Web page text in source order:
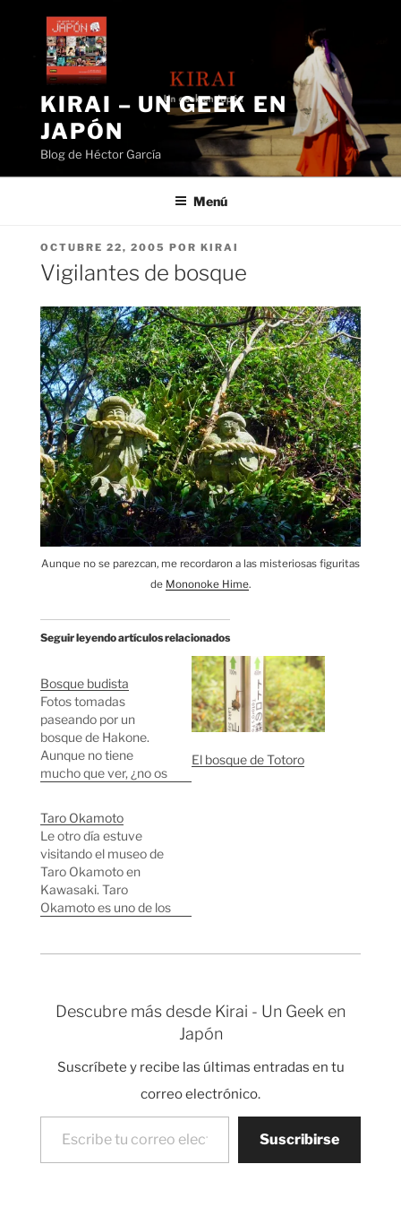
contenido
KIRAI – UN GEEK EN
JAPÓN
Blog de Héctor García
Menú
PUBLICADO
EL
OCTUBRE 22, 2005 POR KIRAI
Vigilantes de bosque
Aunque no se parezcan, me recordaron a las misteriosas figuritas
de Mononoke Hime.
Seguir leyendo artículos relacionados
Bosque budista
Fotos tomadas
paseando por un
bosque de Hakone.
Aunque no tiene
mucho que ver, ¿no os
de la película
Mononoke Hime?
El bosque de Totoro
Taro Okamoto
Le otro día estuve
visitando el museo de
Taro Okamoto en
Kawasaki. Taro
Okamoto es uno de los
y la escultura. Su obra
para…
Descubre más desde Kirai - Un Geek en
Japón
Suscríbete y recibe las últimas entradas en tu
correo electrónico.
Escribe tu correo electrónico…
Suscribirse